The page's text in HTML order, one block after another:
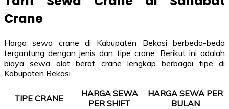
Crane
Harga sewa crane di Kabupaten Bekasi berbeda-beda
tergantung dengan jenis dan tipe crane. Berikut ini adalah
biaya sewa alat berat crane lengkap berbagai tipe di
Kabupaten Bekasi.
TIPE CRANE
HARGA SEWA
PER SHIFT
HARGA SEWA PER
BULAN